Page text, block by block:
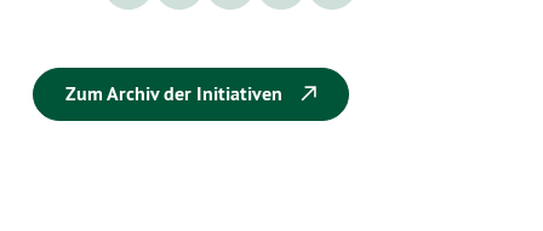
Zum Archiv der Initiativen